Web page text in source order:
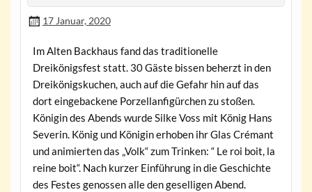
17 Januar, 2020
Im Alten Backhaus fand das traditionelle
Dreikönigsfest statt. 30 Gäste bissen beherzt in den
Dreikönigskuchen, auch auf die Gefahr hin auf das
dort eingebackene Porzellanfigürchen zu stoßen.
Königin des Abends wurde Silke Voss mit König Hans
Severin. König und Königin erhoben ihr Glas Crémant
und animierten das „Volk“ zum Trinken: “ Le roi boit, la
reine boit“. Nach kurzer Einführung in die Geschichte
des Festes genossen alle den geselligen Abend.